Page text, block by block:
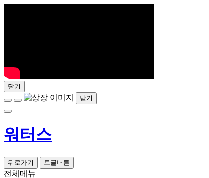
닫기
닫기
워터스
뒤로가기 토글버튼
전체메뉴